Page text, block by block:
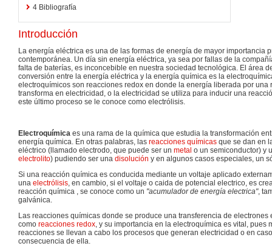
4 Bibliografía
Introducción
La energía eléctrica es una de las formas de energía de mayor importancia
contemporánea. Un día sin energía eléctrica, ya sea por fallas de la
falta de baterías, es inconcebible en nuestra sociedad tecnológica. El área
conversión entre la energía eléctrica y la energía química es la
electroquímicos son reacciones redox en donde la energía liberada por una
transforma en electricidad, o la electricidad se utiliza para inducir una
este último proceso se le conoce como electrólisis.
Electroquímica es una rama de la química que estudia la transformación
energía química. En otras palabras, las reacciones químicas que se dan en
eléctrico (llamado electrodo, que puede ser un metal o un semiconductor) y
electrolito) pudiendo ser una disolución y en algunos casos especiales, un
Si una reacción química es conducida mediante un voltaje aplicado
una electrólisis, en cambio, si el voltaje o caida de potencial electrico, es
reacción química , se conoce como un "acumulador de energía electrica",
galvánica.
Las reacciones químicas donde se produce una transferencia de electrones
como reacciones redox, y su importancia en la electroquímica es vital, pues
reacciones se llevan a cabo los procesos que generan electricidad o en
consecuencia de ella.